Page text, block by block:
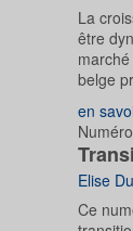
La
être
belge
en
Elise
Ce